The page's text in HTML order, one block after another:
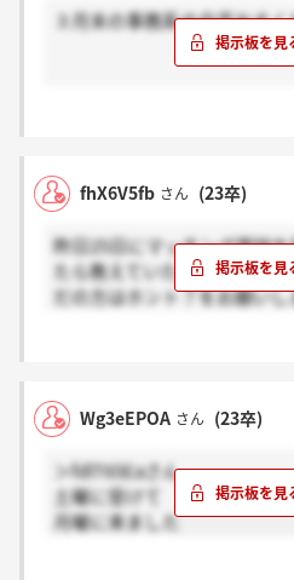
３月末の事務系の合否おそく
fhX6V5fb さん (23卒)
昨日25日にマッチング面談
たら教えていただきたいで
だの方はホント？をお願いし
Wg3eEPOA さん (23卒)
＞fdlT65Eaさん
土曜に受けて
月曜に来ました